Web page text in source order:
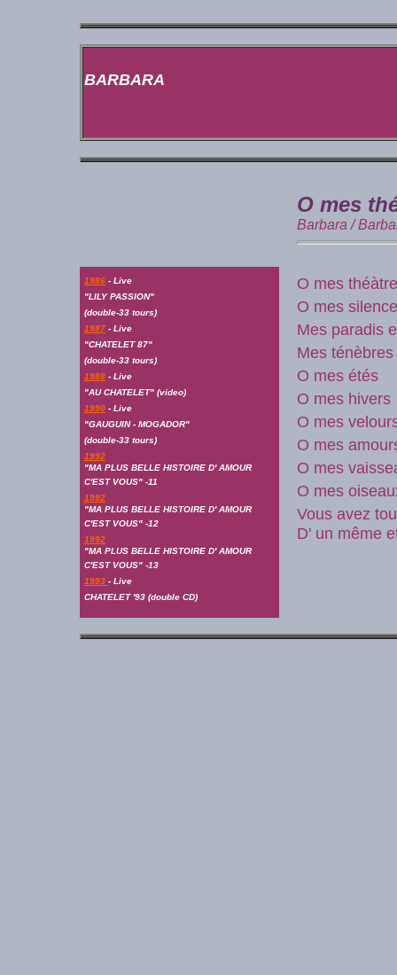
BARBARA
O mes
Barbara /
1986 - Live
"LILY PASSION"
(double-33 tours)
1987 - Live
"CHATELET 87"
(double-33 tours)
1988 - Live
"AU CHATELET" (video)
1990 - Live
"GAUGUIN - MOGADOR"
(double-33 tours)
1992
"MA PLUS BELLE HISTOIRE D' AMOUR
C'EST VOUS" -11
1992
"MA PLUS BELLE HISTOIRE D' AMOUR
C'EST VOUS" -12
1992
"MA PLUS BELLE HISTOIRE D' AMOUR
C'EST VOUS" -13
1993 - Live
CHATELET '93 (double CD)
O mes
O mes
Mes paradis
Mes
O mes étés
O mes hivers
O mes
O mes
O mes
O mes
Vous avez
D' un même